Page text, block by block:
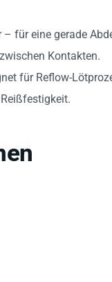
für eine gerade
Kontakten.
für Reflow-